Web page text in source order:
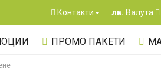
Контакти лв. Валута
ПРОМО ПАКЕТИ